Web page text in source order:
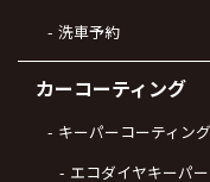
洗車予約
カーコーティング
キーパーコーティング
エコダイヤキーパー